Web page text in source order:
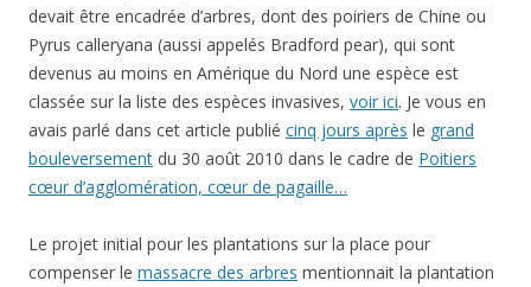
devait être encadrée d’arbres, dont des poiriers de Chine ou
Pyrus calleryana (aussi appelés Bradford pear), qui sont
devenus au moins en Amérique du Nord une espèce est
classée sur la liste des espèces invasives, voir ici. Je vous en
avais parlé dans cet article publié cinq jours après le grand
bouleversement du 30 août 2010 dans le cadre de Poitiers
cœur d’agglomération, cœur de pagaille…
Le projet initial pour les plantations sur la place pour
compenser le massacre des arbres mentionnait la plantation